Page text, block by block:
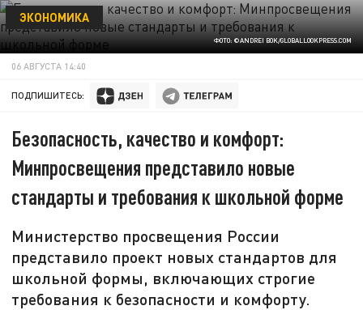
ФОТО: ©ANDREI BOK/GLOBALLOOKPRESS.СOM
ЭКОНОМИКА
06 АВГУСТА 14:40
ПОДПИШИТЕСЬ:
Безопасность, качество и комфорт:
Минпросвещения представило новые
стандарты и требования к школьной форме
Министерство просвещения России
представило проект новых стандартов для
школьной формы, включающих строгие
требования к безопасности и комфорту.